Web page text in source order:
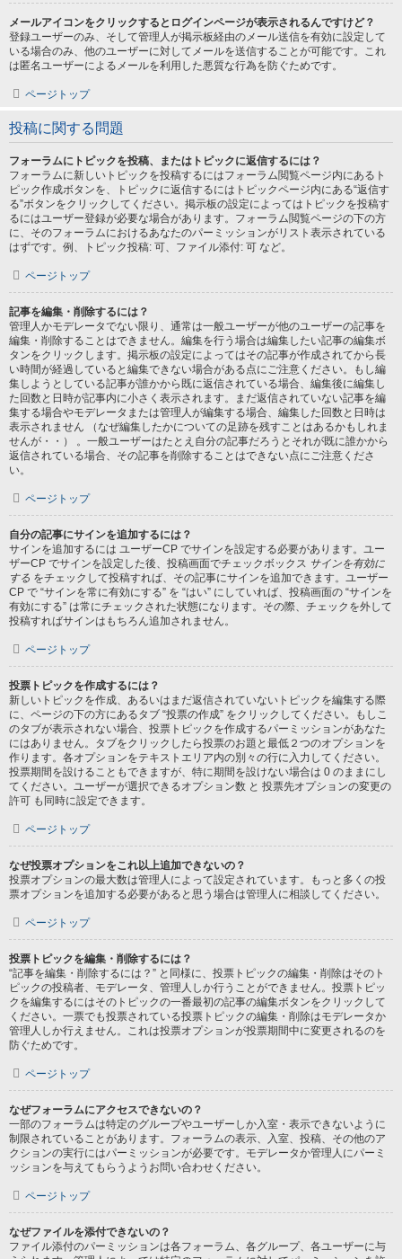
メールアイコンをクリックするとログインページが表示されるんですけど？
登録ユーザーのみ、そして管理人が掲示板経由のメール送信を有効に設定して
いる場合のみ、他のユーザーに対してメールを送信することが可能です。これ
は匿名ユーザーによるメールを利用した悪質な行為を防ぐためです。
ページトップ
投稿に関する問題
フォーラムにトピックを投稿、またはトピックに返信するには？
フォーラムに新しいトピックを投稿するにはフォーラム閲覧ページ内にあるト
ピック作成ボタンを、トピックに返信するにはトピックページ内にある“返信す
る”ボタンをクリックしてください。掲示板の設定によってはトピックを投稿す
るにはユーザー登録が必要な場合があります。フォーラム閲覧ページの下の方
に、そのフォーラムにおけるあなたのパーミッションがリスト表示されている
はずです。例、トピック投稿: 可、ファイル添付: 可 など。
ページトップ
記事を編集・削除するには？
管理人かモデレータでない限り、通常は一般ユーザーが他のユーザーの記事を
編集・削除することはできません。編集を行う場合は編集したい記事の編集ボ
タンをクリックします。掲示板の設定によってはその記事が作成されてから長
い時間が経過していると編集できない場合がある点にご注意ください。もし編
集しようとしている記事が誰かから既に返信されている場合、編集後に編集し
た回数と日時が記事内に小さく表示されます。まだ返信されていない記事を編
集する場合やモデレータまたは管理人が編集する場合、編集した回数と日時は
表示されません （なぜ編集したかについての足跡を残すことはあるかもしれま
せんが・・） 。一般ユーザーはたとえ自分の記事だろうとそれが既に誰かから
返信されている場合、その記事を削除することはできない点にご注意くださ
い。
ページトップ
自分の記事にサインを追加するには？
サインを追加するには ユーザーCP でサインを設定する必要があります。ユー
ザーCP でサインを設定した後、投稿画面でチェックボックス サインを有効に
する をチェックして投稿すれば、その記事にサインを追加できます。ユーザー
CP で “サインを常に有効にする” を “はい” にしていれば、投稿画面の “サインを
有効にする” は常にチェックされた状態になります。その際、チェックを外して
投稿すればサインはもちろん追加されません。
ページトップ
投票トピックを作成するには？
新しいトピックを作成、あるいはまだ返信されていないトピックを編集する際
に、ページの下の方にあるタブ “投票の作成” をクリックしてください。もしこ
のタブが表示されない場合、投票トピックを作成するパーミッションがあなた
にはありません。タブをクリックしたら投票のお題と最低２つのオプションを
作ります。各オプションをテキストエリア内の別々の行に入力してください。
投票期間を設けることもできますが、特に期間を設けない場合は 0 のままにし
てください。ユーザーが選択できるオプション数 と 投票先オプションの変更の
許可 も同時に設定できます。
ページトップ
なぜ投票オプションをこれ以上追加できないの？
投票オプションの最大数は管理人によって設定されています。もっと多くの投
票オプションを追加する必要があると思う場合は管理人に相談してください。
ページトップ
投票トピックを編集・削除するには？
“記事を編集・削除するには？” と同様に、投票トピックの編集・削除はそのト
ピックの投稿者、モデレータ、管理人しか行うことができません。投票トピッ
クを編集するにはそのトピックの一番最初の記事の編集ボタンをクリックして
ください。一票でも投票されている投票トピックの編集・削除はモデレータか
管理人しか行えません。これは投票オプションが投票期間中に変更されるのを
防ぐためです。
ページトップ
なぜフォーラムにアクセスできないの？
一部のフォーラムは特定のグループやユーザーしか入室・表示できないように
制限されていることがあります。フォーラムの表示、入室、投稿、その他のア
クションの実行にはパーミッションが必要です。モデレータか管理人にパーミ
ッションを与えてもらうようお問い合わせください。
ページトップ
なぜファイルを添付できないの？
ファイル添付のパーミッションは各フォーラム、各グループ、各ユーザーに与